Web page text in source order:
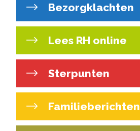
Bezorgklachten
Lees RH online
Sterpunten
Familieberichten